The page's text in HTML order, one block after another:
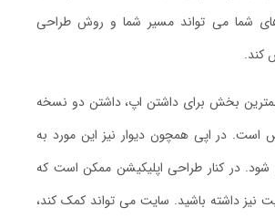
های شما می تواند مسیر شما و روش طراحی
کند.
بخش برای داشتن اپ، داشتن دو نسخه
است. در اپی همچون دیوار نیز این مورد به
در کنار طراحی اپلیکیشن ممکن است که
نیز داشته باشید. سایت می تواند کمک کند،